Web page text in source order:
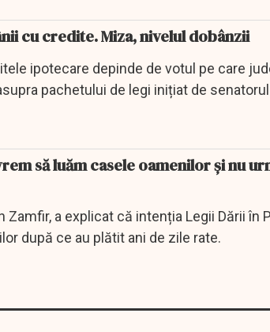
cu credite. Miza, nivelul dobânzii
ipotecare depinde de votul pe care
pachetului de legi inițiat de senatorul
să luăm casele oamenilor și nu
Zamfir, a explicat că intenția Legii Dării în
după ce au plătit ani de zile rate.